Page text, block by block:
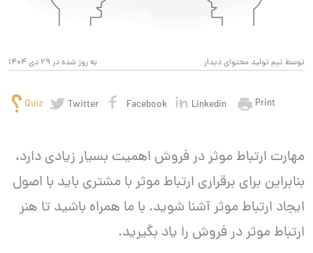
به روز شده در 29 دی 1404 توسط تیم تولید محتوای دیدار
Quiz Twitter Facebook Linkedin Print
مهارت ارتباط موثر در فروش اهمیت بسیار زیادی دارد،
بنابراین برای برقراری ارتباط موثر با مشتری باید با اصول
ایجاد ارتباط موثر آشنا شوید. با ما همراه باشید تا هنر
ارتباط موثر در فروش را یاد بگیرید.